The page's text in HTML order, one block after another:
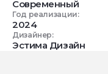
Современный
Год реализации:
2024
Дизайнер:
Эстима Дизайн